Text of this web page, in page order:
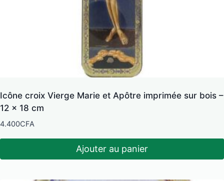
Icône croix Vierge Marie et Apôtre imprimée sur bois –
12 x 18 cm
4.400CFA
Ajouter au panier